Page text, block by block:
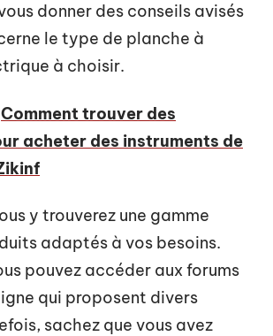
donner des conseils avisés
le type de planche à
à choisir.
Comment trouver des
acheter des instruments de
y trouverez une gamme
adaptés à vos besoins.
pouvez accéder aux forums
qui proposent divers
sachez que vous avez